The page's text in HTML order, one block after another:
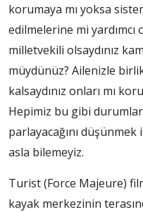
korumaya mı yoksa
edilmelerine mi yardımcı
milletvekili olsaydınız
müydünüz? Ailenizle
kalsaydınız onları mı
Hepimiz bu gibi
parlayacağını düşünmek
asla bilemeyiz.
Turist (Force Majeure)
kayak merkezinin